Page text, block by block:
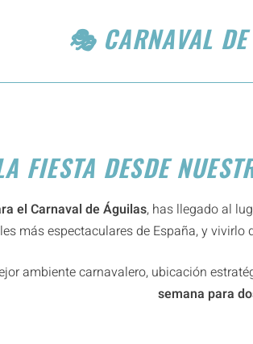
🎭 CARNAVAL
FIESTA DESDE
el Carnaval de Águilas, has llegado al
más espectaculares de España, y vivirlo
ambiente carnavalero, ubicación
semana para